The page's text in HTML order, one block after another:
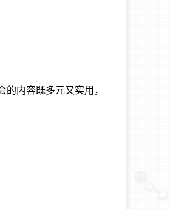
内容既多元又实用，